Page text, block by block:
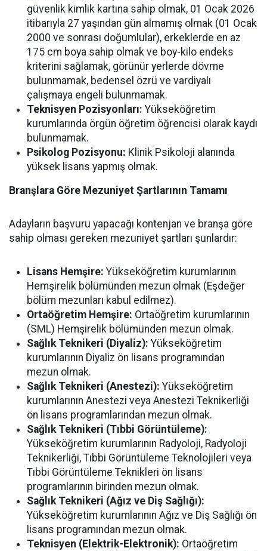
güvenlik kimlik kartına sahip olmak, 01 Ocak 2026
itibarıyla 27 yaşından gün almamış olmak (01 Ocak
2000 ve sonrası doğumlular), erkeklerde en az
175 cm boya sahip olmak ve boy-kilo endeks
kriterini sağlamak, görünür yerlerde dövme
bulunmamak, bedensel özrü ve vardiyalı
çalışmaya engeli bulunmamak.
Teknisyen Pozisyonları: Yükseköğretim
kurumlarında örgün öğretim öğrencisi olarak kaydı
bulunmamak.
Psikolog Pozisyonu: Klinik Psikoloji alanında
yüksek lisans yapmış olmak.
Branşlara Göre Mezuniyet Şartlarının Tamamı
Adayların başvuru yapacağı kontenjan ve branşa göre
sahip olması gereken mezuniyet şartları şunlardır:
Lisans Hemşire: Yükseköğretim kurumlarının
Hemşirelik bölümünden mezun olmak (Eşdeğer
bölüm mezunları kabul edilmez).
Ortaöğretim Hemşire: Ortaöğretim kurumlarının
(SML) Hemşirelik bölümünden mezun olmak.
Sağlık Teknikeri (Diyaliz): Yükseköğretim
kurumlarının Diyaliz ön lisans programından
mezun olmak.
Sağlık Teknikeri (Anestezi): Yükseköğretim
kurumlarının Anestezi veya Anestezi Teknikerliği
ön lisans programlarından mezun olmak.
Sağlık Teknikeri (Tıbbi Görüntüleme):
Yükseköğretim kurumlarının Radyoloji, Radyoloji
Teknikerliği, Tıbbi Görüntüleme Teknolojileri veya
Tıbbi Görüntüleme Teknikleri ön lisans
programlarının birinden mezun olmak.
Sağlık Teknikeri (Ağız ve Diş Sağlığı):
Yükseköğretim kurumlarının Ağız ve Diş Sağlığı ön
lisans programından mezun olmak.
Teknisyen (Elektrik-Elektronik): Ortaöğretim